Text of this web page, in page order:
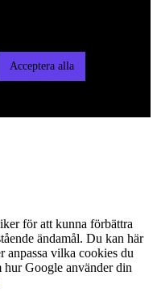
Acceptera alla
för att kunna förbättra
ändamål. Du kan här
anpassa vilka cookies du
hur Google använder din